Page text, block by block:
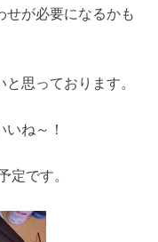
せが必要になるかも
思っております。
ね～！
定です。